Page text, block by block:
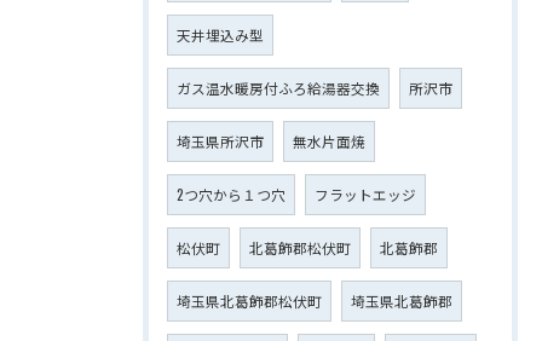
天井埋込み型
ガス温水暖房付ふろ給湯器交換 所沢市
埼玉県所沢市 無水片面焼
2つ穴から１つ穴 フラットエッジ
松伏町 北葛飾郡松伏町 北葛飾郡
埼玉県北葛飾郡松伏町 埼玉県北葛飾郡